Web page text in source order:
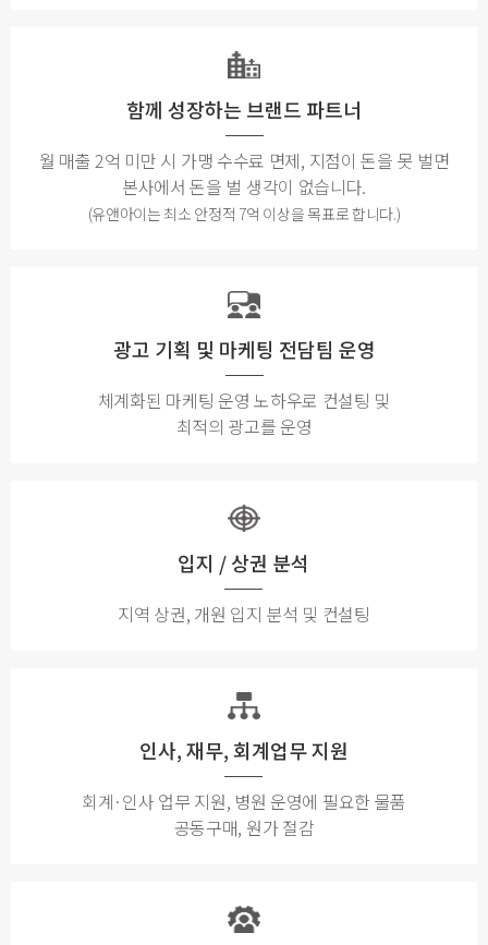
함께 성장하는 브랜드 파트너
월 매출 2억 미만 시 가맹 수수료 면제, 지점이 돈을 못 벌면
본사에서 돈을 벌 생각이 없습니다.
(유앤아이는 최소 안정적 7억 이상을 목표로 합니다.)
광고 기획 및 마케팅 전담팀 운영
체계화된 마케팅 운영 노하우로 컨설팅 및
최적의 광고를 운영
입지 / 상권 분석
지역 상권, 개원 입지 분석 및 컨설팅
인사, 재무, 회계업무 지원
회계·인사 업무 지원, 병원 운영에 필요한 물품
공동구매, 원가 절감